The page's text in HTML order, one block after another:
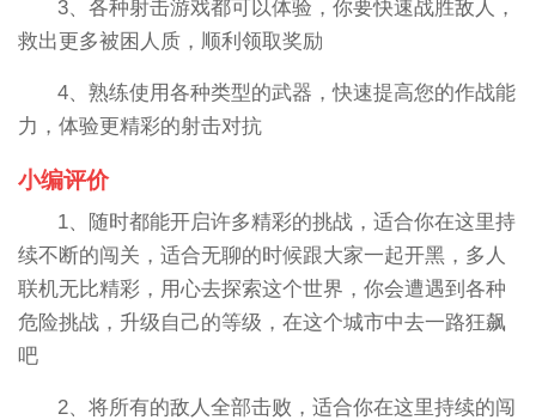
3、各种射击游戏都可以体验，你要快速战胜敌人，
救出更多被困人质，顺利领取奖励
4、熟练使用各种类型的武器，快速提高您的作战能
力，体验更精彩的射击对抗
小编评价
1、随时都能开启许多精彩的挑战，适合你在这里持
续不断的闯关，适合无聊的时候跟大家一起开黑，多人
联机无比精彩，用心去探索这个世界，你会遭遇到各种
危险挑战，升级自己的等级，在这个城市中去一路狂飙
吧
2、将所有的敌人全部击败，适合你在这里持续的闯